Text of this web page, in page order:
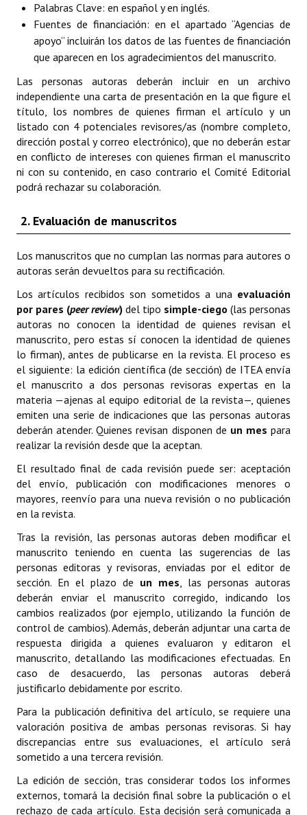
Palabras Clave: en español y en inglés.
Fuentes de financiación: en el apartado “Agencias de
apoyo” incluirán los datos de las fuentes de financiación
que aparecen en los agradecimientos del manuscrito.
Las personas autoras deberán incluir en un archivo
independiente una carta de presentación en la que figure el
título, los nombres de quienes firman el artículo y un
listado con 4 potenciales revisores/as (nombre completo,
dirección postal y correo electrónico), que no deberán estar
en conflicto de intereses con quienes firman el manuscrito
ni con su contenido, en caso contrario el Comité Editorial
podrá rechazar su colaboración.
2. Evaluación de manuscritos
Los manuscritos que no cumplan las normas para autores o
autoras serán devueltos para su rectificación.
Los artículos recibidos son sometidos a una evaluación
por pares (peer review) del tipo simple-ciego (las personas
autoras no conocen la identidad de quienes revisan el
manuscrito, pero estas sí conocen la identidad de quienes
lo firman), antes de publicarse en la revista. El proceso es
el siguiente: la edición científica (de sección) de ITEA envía
el manuscrito a dos personas revisoras expertas en la
materia —ajenas al equipo editorial de la revista—, quienes
emiten una serie de indicaciones que las personas autoras
deberán atender. Quienes revisan disponen de un mes para
realizar la revisión desde que la aceptan.
El resultado final de cada revisión puede ser: aceptación
del envío, publicación con modificaciones menores o
mayores, reenvío para una nueva revisión o no publicación
en la revista.
Tras la revisión, las personas autoras deben modificar el
manuscrito teniendo en cuenta las sugerencias de las
personas editoras y revisoras, enviadas por el editor de
sección. En el plazo de un mes, las personas autoras
deberán enviar el manuscrito corregido, indicando los
cambios realizados (por ejemplo, utilizando la función de
control de cambios). Además, deberán adjuntar una carta de
respuesta dirigida a quienes evaluaron y editaron el
manuscrito, detallando las modificaciones efectuadas. En
caso de desacuerdo, las personas autoras deberá
justificarlo debidamente por escrito.
Para la publicación definitiva del artículo, se requiere una
valoración positiva de ambas personas revisoras. Si hay
discrepancias entre sus evaluaciones, el artículo será
sometido a una tercera revisión.
La edición de sección, tras considerar todos los informes
externos, tomará la decisión final sobre la publicación o el
rechazo de cada artículo. Esta decisión será comunicada a